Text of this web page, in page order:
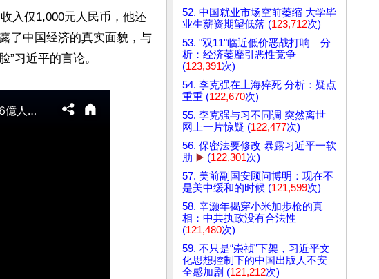
入仅1,000元人民币，他还
了中国经济的真实面貌，与
52. 中国就业市场空前萎缩 大学毕
业生薪资期望低落 (123,712次)
53. "双11"临近低价恶战打响 分
析：经济萎靡引恶性竞争
(123,391次)
54. 李克强在上海猝死 分析：疑点
重重 (122,670次)
55. 李克强与习不同调 突然离世
网上一片惊疑 (122,477次)
56. 保密法要修改 暴露习近平一软
肋 ▶️ (122,301次)
57. 美前副国安顾问博明：现在不
是美中缓和的时候 (121,599次)
58. 辛灏年揭穿小米加步枪的真
相：中共执政没有合法性
(121,480次)
59. 不只是“崇祯”下架，习近平文
化思想控制下的中国出版人不安
全感加剧 (121,212次)